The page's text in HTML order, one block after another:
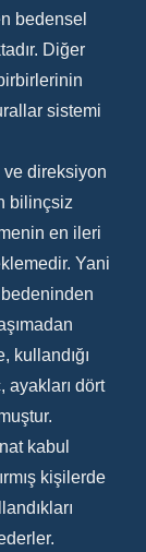
bedensel
Diğer
sistemi
direksiyon
bilinçsiz
en ileri
Yani
bedeninden
kullandığı
ayakları dört
kabul
kişilerde